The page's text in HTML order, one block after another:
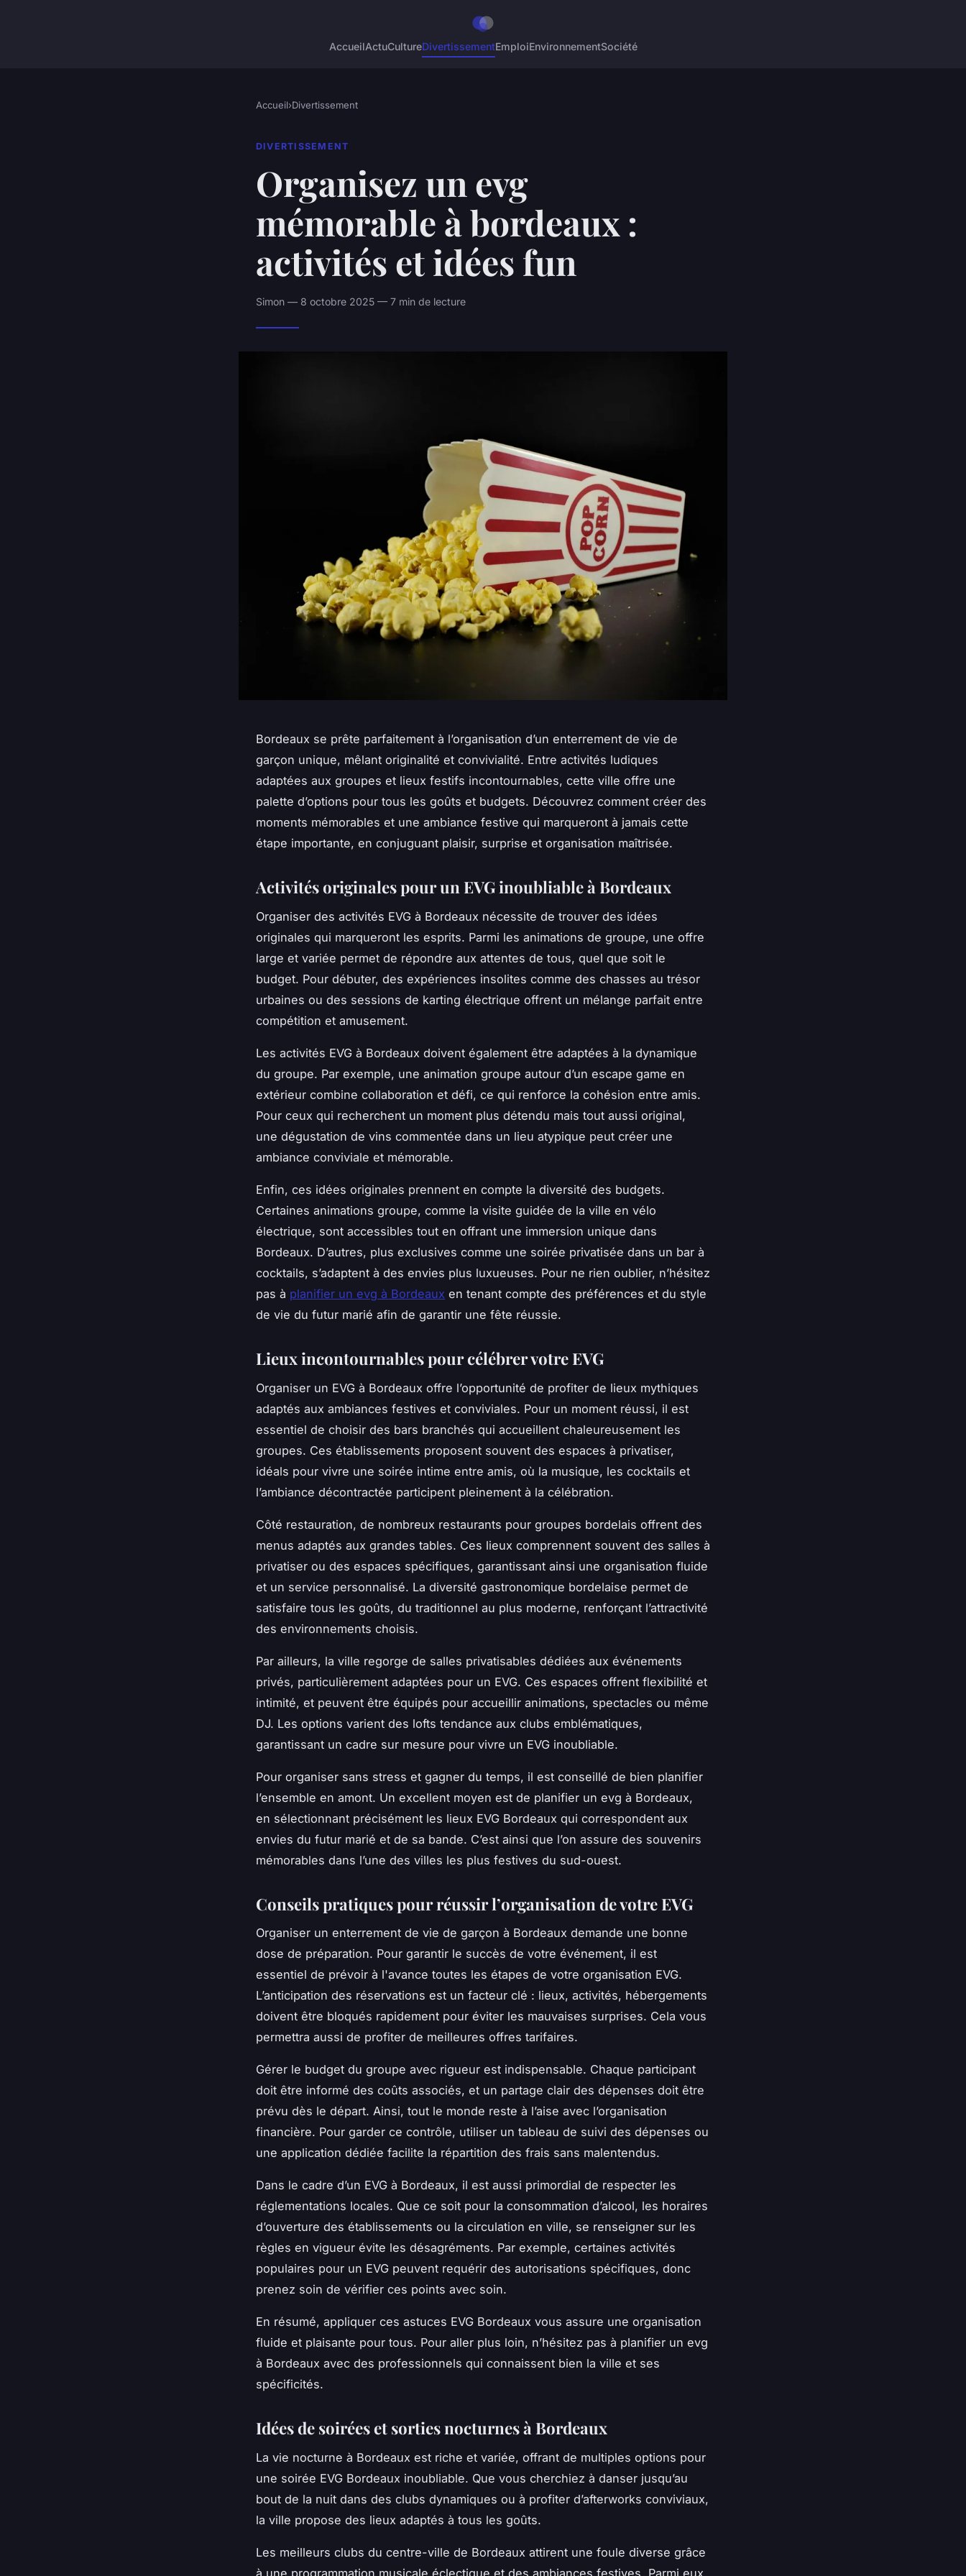
AccueilActuCultureDivertissementEmploiEnvironnementSociété
Accueil›Divertissement
DIVERTISSEMENT
Organisez un evg
mémorable à bordeaux :
activités et idées fun
Simon — 8 octobre 2025 — 7 min de lecture
Bordeaux se prête parfaitement à l’organisation d’un enterrement de vie de
garçon unique, mêlant originalité et convivialité. Entre activités ludiques
adaptées aux groupes et lieux festifs incontournables, cette ville offre une
palette d’options pour tous les goûts et budgets. Découvrez comment créer des
moments mémorables et une ambiance festive qui marqueront à jamais cette
étape importante, en conjuguant plaisir, surprise et organisation maîtrisée.
Activités originales pour un EVG inoubliable à Bordeaux
Organiser des activités EVG à Bordeaux nécessite de trouver des idées
originales qui marqueront les esprits. Parmi les animations de groupe, une offre
large et variée permet de répondre aux attentes de tous, quel que soit le
budget. Pour débuter, des expériences insolites comme des chasses au trésor
urbaines ou des sessions de karting électrique offrent un mélange parfait entre
compétition et amusement.
Les activités EVG à Bordeaux doivent également être adaptées à la dynamique
du groupe. Par exemple, une animation groupe autour d’un escape game en
extérieur combine collaboration et défi, ce qui renforce la cohésion entre amis.
Pour ceux qui recherchent un moment plus détendu mais tout aussi original,
une dégustation de vins commentée dans un lieu atypique peut créer une
ambiance conviviale et mémorable.
Enfin, ces idées originales prennent en compte la diversité des budgets.
Certaines animations groupe, comme la visite guidée de la ville en vélo
électrique, sont accessibles tout en offrant une immersion unique dans
Bordeaux. D’autres, plus exclusives comme une soirée privatisée dans un bar à
cocktails, s’adaptent à des envies plus luxueuses. Pour ne rien oublier, n’hésitez
pas à planifier un evg à Bordeaux en tenant compte des préférences et du style
de vie du futur marié afin de garantir une fête réussie.
Lieux incontournables pour célébrer votre EVG
Organiser un EVG à Bordeaux offre l’opportunité de profiter de lieux mythiques
adaptés aux ambiances festives et conviviales. Pour un moment réussi, il est
essentiel de choisir des bars branchés qui accueillent chaleureusement les
groupes. Ces établissements proposent souvent des espaces à privatiser,
idéals pour vivre une soirée intime entre amis, où la musique, les cocktails et
l’ambiance décontractée participent pleinement à la célébration.
Côté restauration, de nombreux restaurants pour groupes bordelais offrent des
menus adaptés aux grandes tables. Ces lieux comprennent souvent des salles à
privatiser ou des espaces spécifiques, garantissant ainsi une organisation fluide
et un service personnalisé. La diversité gastronomique bordelaise permet de
satisfaire tous les goûts, du traditionnel au plus moderne, renforçant l’attractivité
des environnements choisis.
Par ailleurs, la ville regorge de salles privatisables dédiées aux événements
privés, particulièrement adaptées pour un EVG. Ces espaces offrent flexibilité et
intimité, et peuvent être équipés pour accueillir animations, spectacles ou même
DJ. Les options varient des lofts tendance aux clubs emblématiques,
garantissant un cadre sur mesure pour vivre un EVG inoubliable.
Pour organiser sans stress et gagner du temps, il est conseillé de bien planifier
l’ensemble en amont. Un excellent moyen est de planifier un evg à Bordeaux,
en sélectionnant précisément les lieux EVG Bordeaux qui correspondent aux
envies du futur marié et de sa bande. C’est ainsi que l’on assure des souvenirs
mémorables dans l’une des villes les plus festives du sud-ouest.
Conseils pratiques pour réussir l’organisation de votre EVG
Organiser un enterrement de vie de garçon à Bordeaux demande une bonne
dose de préparation. Pour garantir le succès de votre événement, il est
essentiel de prévoir à l'avance toutes les étapes de votre organisation EVG.
L’anticipation des réservations est un facteur clé : lieux, activités, hébergements
doivent être bloqués rapidement pour éviter les mauvaises surprises. Cela vous
permettra aussi de profiter de meilleures offres tarifaires.
Gérer le budget du groupe avec rigueur est indispensable. Chaque participant
doit être informé des coûts associés, et un partage clair des dépenses doit être
prévu dès le départ. Ainsi, tout le monde reste à l’aise avec l’organisation
financière. Pour garder ce contrôle, utiliser un tableau de suivi des dépenses ou
une application dédiée facilite la répartition des frais sans malentendus.
Dans le cadre d’un EVG à Bordeaux, il est aussi primordial de respecter les
réglementations locales. Que ce soit pour la consommation d’alcool, les horaires
d’ouverture des établissements ou la circulation en ville, se renseigner sur les
règles en vigueur évite les désagréments. Par exemple, certaines activités
populaires pour un EVG peuvent requérir des autorisations spécifiques, donc
prenez soin de vérifier ces points avec soin.
En résumé, appliquer ces astuces EVG Bordeaux vous assure une organisation
fluide et plaisante pour tous. Pour aller plus loin, n’hésitez pas à planifier un evg
à Bordeaux avec des professionnels qui connaissent bien la ville et ses
spécificités.
Idées de soirées et sorties nocturnes à Bordeaux
La vie nocturne à Bordeaux est riche et variée, offrant de multiples options pour
une soirée EVG Bordeaux inoubliable. Que vous cherchiez à danser jusqu’au
bout de la nuit dans des clubs dynamiques ou à profiter d’afterworks conviviaux,
la ville propose des lieux adaptés à tous les goûts.
Les meilleurs clubs du centre-ville de Bordeaux attirent une foule diverse grâce